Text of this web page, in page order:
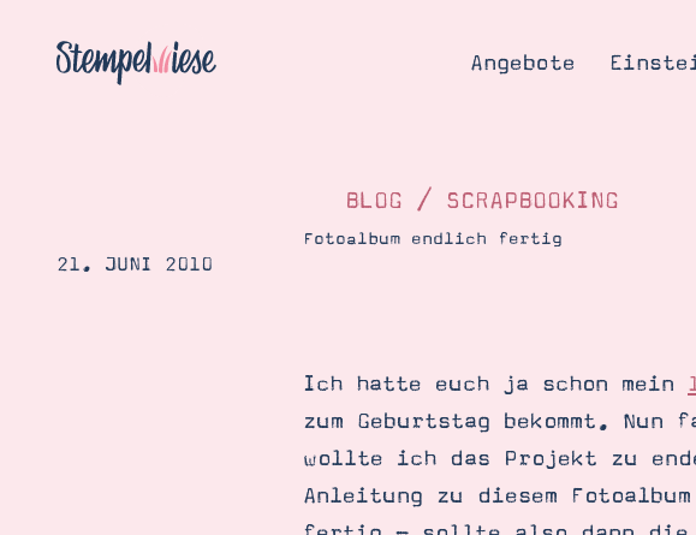
Angebote
Blog
Gutscheine
Produkte erklärt
Über mich
Über Stampin’ Up!
BLOG / SCRAPBOOKING
Fotoalbum endlich fertig
21. JUNI 2010
Ich hatte euch ja schon mein
zum Geburtstag bekommt.
wollte ich das Projekt zu
Anleitung zu diesem